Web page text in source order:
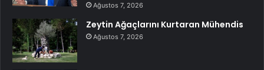
Ağustos 7, 2026
Zeytin Ağaçlarını Kurtaran Mühendis
Ağustos 7, 2026